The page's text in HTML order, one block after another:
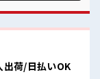
ね★ 未経験から始め
ませんか？
出荷/日払いOK